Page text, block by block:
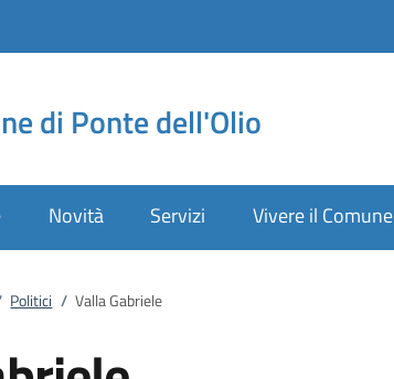
di Ponte dell'Olio
Novità Servizi Vivere il Comune
Politici / Valla Gabriele